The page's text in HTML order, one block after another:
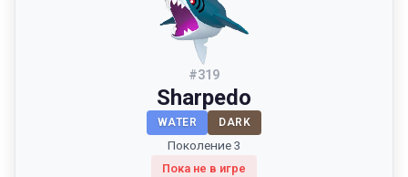
#319
Sharpedo
WATER DARK
Поколение 3
Пока не в игре